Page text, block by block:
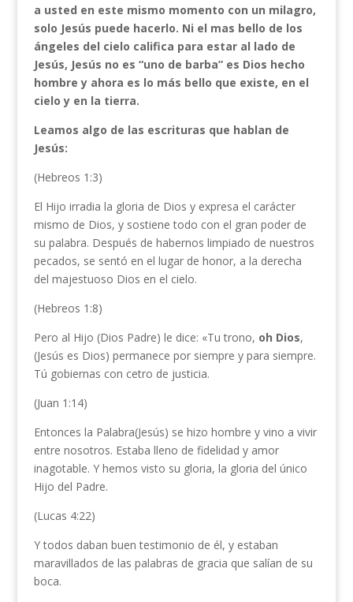
a usted en este mismo momento con un milagro,
solo Jesús puede hacerlo. Ni el mas bello de los
ángeles del cielo califica para estar al lado de
Jesús, Jesús no es “uno de barba” es Dios hecho
hombre y ahora es lo más bello que existe, en el
cielo y en la tierra.
Leamos algo de las escrituras que hablan de
Jesús:
(Hebreos 1:3)
El Hijo irradia la gloria de Dios y expresa el carácter
mismo de Dios, y sostiene todo con el gran poder de
su palabra. Después de habernos limpiado de nuestros
pecados, se sentó en el lugar de honor, a la derecha
del majestuoso Dios en el cielo.
(Hebreos 1:8)
Pero al Hijo (Dios Padre) le dice: «Tu trono, oh Dios,
(Jesús es Dios) permanece por siempre y para siempre.
Tú gobiernas con cetro de justicia.
(Juan 1:14)
Entonces la Palabra(Jesús) se hizo hombre y vino a vivir
entre nosotros. Estaba lleno de fidelidad y amor
inagotable. Y hemos visto su gloria, la gloria del único
Hijo del Padre.
(Lucas 4:22)
Y todos daban buen testimonio de él, y estaban
maravillados de las palabras de gracia que salían de su
boca.